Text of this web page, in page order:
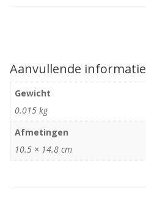
Aanvullende informatie
Gewicht
0.015 kg
Afmetingen
10.5 × 14.8 cm